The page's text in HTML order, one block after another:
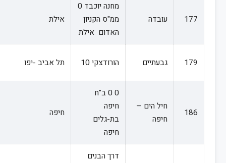
177 עובדה
מחנה יוכבד 0
ממ"ס הקניון
האדום אילת
אילת
179 גבעתיים הורודצקי 10 תל אביב -יפו
186
חיל הים –
חיפה
0 0 ב"ח
חיפה
בת-גלים
חיפה
חיפה
דרך הבנים